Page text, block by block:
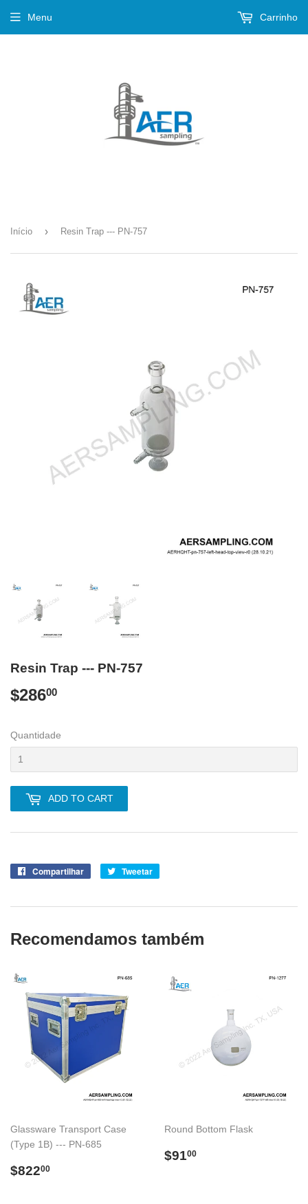
Menu Carrinho
Início › Resin Trap --- PN-757
Resin Trap --- PN-757
$28600
Quantidade
ADD TO CART
Compartilhar
CompartilheTweetar
Recomendamos também
Glassware Transport Case
(Type 1B) --- PN-685
Preço
$82200
Round Bottom Flask
Preço
$9100